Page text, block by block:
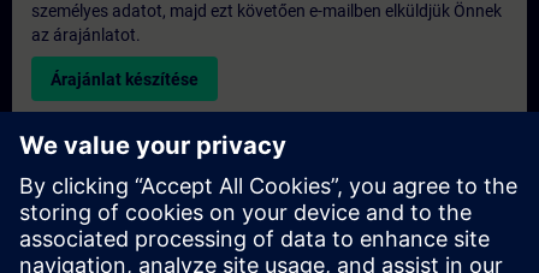
személyes adatot, majd ezt követően e-mailben elküldjük Önnek
az árajánlatot.
Árajánlat készítése
Kérdés az exkluzív képzéssel kapcsolatban
Kérjük, töltse ki az alábbi érdeklődési űrlapot, ha árajánlatot
szeretne kapni egy exkluzív képzésre, akár helyszíni, akár
virtuális formában, vagy a SITRAIN képzési központunkban. Ez